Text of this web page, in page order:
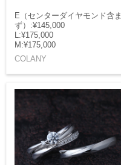
E（センターダイヤモンド含ま
ず）:¥145,000
L:¥175,000
M:¥175,000
COLANY